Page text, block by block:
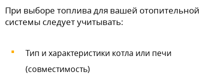
При выборе топлива для вашей отопительной
системы следует учитывать:
Тип и характеристики котла или печи
(совместимость)